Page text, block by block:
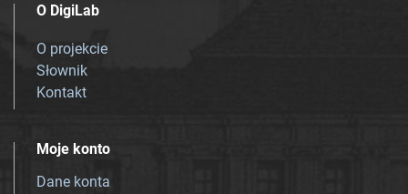
O DigiLab
O projekcie
Słownik
Kontakt
Moje konto
Dane konta